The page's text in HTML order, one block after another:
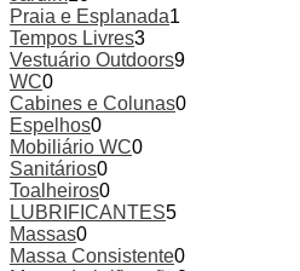
Praia e Esplanada1
Tempos Livres3
Vestuário Outdoors9
WC0
Cabines e Colunas0
Espelhos0
Mobiliário WC0
Sanitários0
Toalheiros0
LUBRIFICANTES5
Massas0
Massa Consistente0